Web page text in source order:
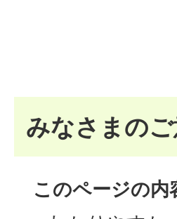
みなさまの
このページの